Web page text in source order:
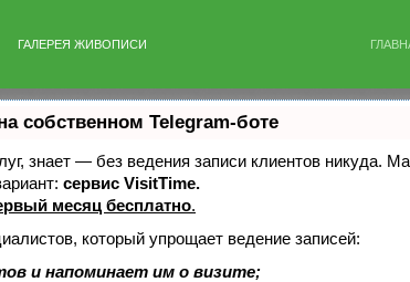
ГАЛЕРЕЯ ЖИВОПИСИ
собственном Telegram-боте
знает — без ведения записи клиентов никуда.
сервис VisitTime.
месяц бесплатно.
который упрощает ведение записей:
и напоминает им о визите;